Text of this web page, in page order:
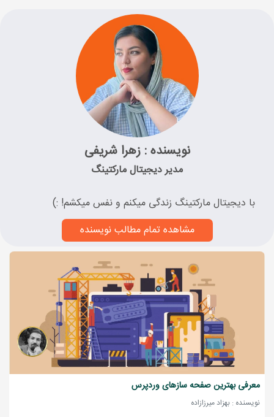
نویسنده : زهرا شریفی
مدیر دیجیتال مارکتینگ
با دیجیتال مارکتینگ زندگی میکنم و نفس میکشم! :)
مشاهده تمام مطالب نویسنده
معرفی بهترین صفحه سازهای وردپرس
نویسنده : بهزاد میرزازاده